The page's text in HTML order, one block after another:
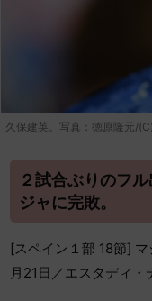
久保建英。写真：徳原隆元/
２試合ぶりのフ
ジャに完敗。
[スペイン１部 18節]
月21日／エスタディ・